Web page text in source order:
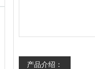
产品介绍：